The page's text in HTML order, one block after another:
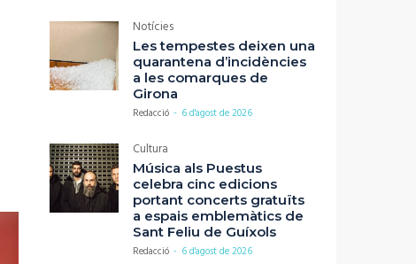
Notícies
Les tempestes deixen una
quarantena d’incidències
a les comarques de
Girona
Redacció - 6 d'agost de 2026
Cultura
Música als Puestus
celebra cinc edicions
portant concerts gratuïts
a espais emblemàtics de
Sant Feliu de Guíxols
Redacció - 6 d'agost de 2026